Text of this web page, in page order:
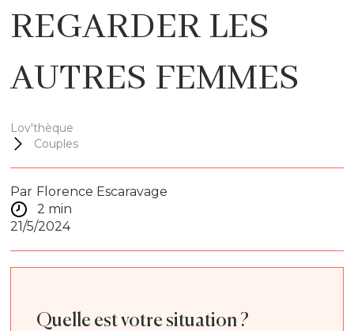
REGARDER LES
AUTRES FEMMES
Lov'thèque
Couples
Par Florence Escaravage
2 min
21/5/2024
Quelle est votre situation ?